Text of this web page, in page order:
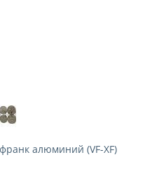
алюминий (VF-XF)